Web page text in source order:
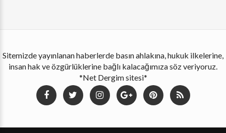
Sitemizde yayınlanan haberlerde basın ahlakına, hukuk ilkelerine,
insan hak ve özgürlüklerine bağlı kalacağımıza söz veriyoruz.
*Net Dergim sitesi*